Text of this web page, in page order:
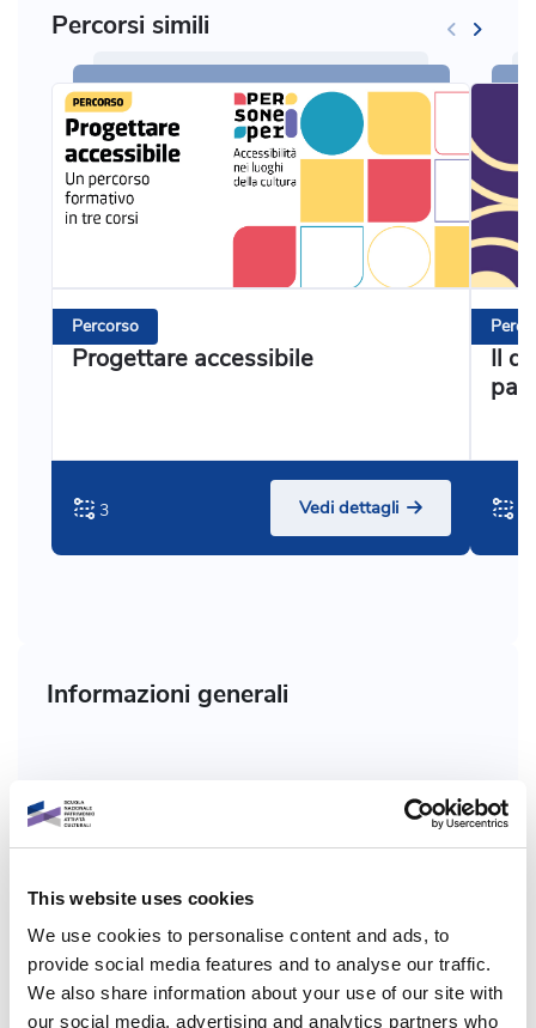
This website uses cookies
We use cookies to personalise content and ads, to
provide social media features and to analyse our traffic.
We also share information about your use of our site with
our social media, advertising and analytics partners who
Percorsi simili
Percorso
Progettare accessibile
3 Vedi dettagli
Il
Informazioni generali
Chi:Mancinelli Maria Letizia, Frangipane Maria Chiara,
Formato corso:Multimediale
Programma: Dicolab